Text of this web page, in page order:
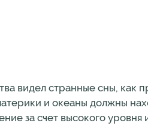
видел странные сны, как
и океаны должны
за счет высокого уровня